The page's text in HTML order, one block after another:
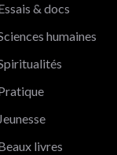
& docs
humaines
Jeunesse
livres